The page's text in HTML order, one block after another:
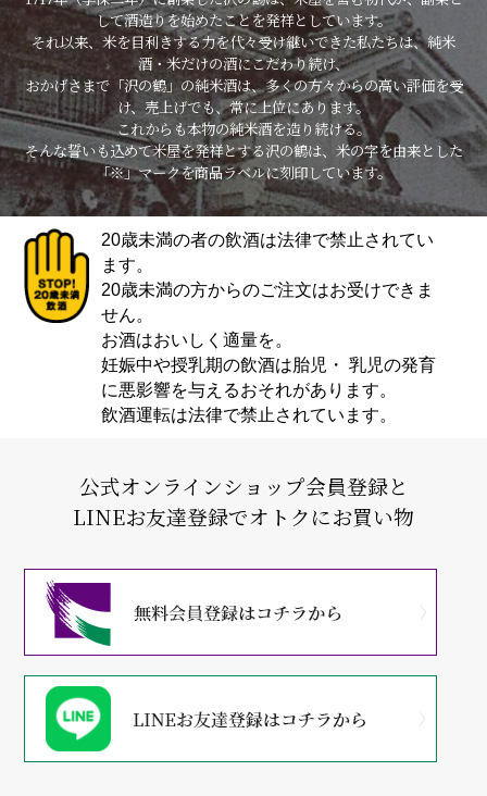
して酒造りを始めたことを発祥としています。
それ以来、米を目利きする力を代々受け継いできた私たちは、純米
酒・米だけの酒にこだわり続け、
おかげさまで「沢の鶴」の純米酒は、多くの方々からの高い評価を受
け、売上げでも、常に上位にあります。
これからも本物の純米酒を造り続ける。
そんな誓いも込めて米屋を発祥とする沢の鶴は、米の字を由来とした
「※」マークを商品ラベルに刻印しています。
20歳未満の者の飲酒は法律で禁止されてい
ます。
20歳未満の方からのご注文はお受けできま
せん。
お酒はおいしく適量を。
妊娠中や授乳期の飲酒は胎児・ 乳児の発育
に悪影響を与えるおそれがあります。
飲酒運転は法律で禁止されています。
公式オンラインショップ会員登録と
LINEお友達登録でオトクにお買い物